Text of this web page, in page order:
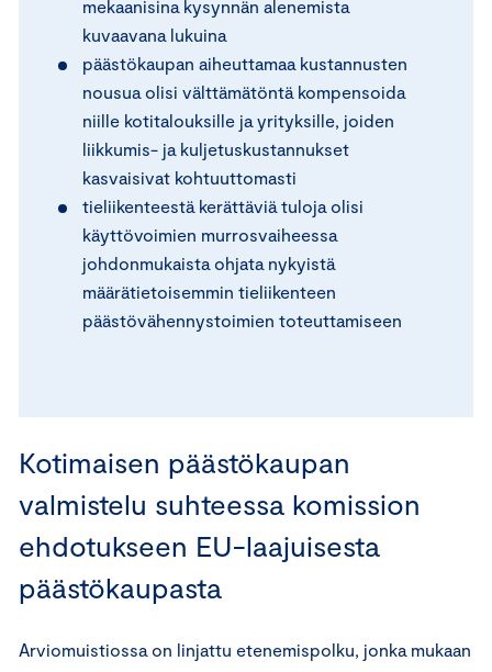
mekaanisina kysynnän alenemista
kuvaavana lukuina
päästökaupan aiheuttamaa kustannusten
nousua olisi välttämätöntä kompensoida
niille kotitalouksille ja yrityksille, joiden
liikkumis- ja kuljetuskustannukset
kasvaisivat kohtuuttomasti
tieliikenteestä kerättäviä tuloja olisi
käyttövoimien murrosvaiheessa
johdonmukaista ohjata nykyistä
määrätietoisemmin tieliikenteen
päästövähennystoimien toteuttamiseen
Kotimaisen päästökaupan
valmistelu suhteessa komission
ehdotukseen EU-laajuisesta
päästökaupasta
Arviomuistiossa on linjattu etenemispolku, jonka mukaan